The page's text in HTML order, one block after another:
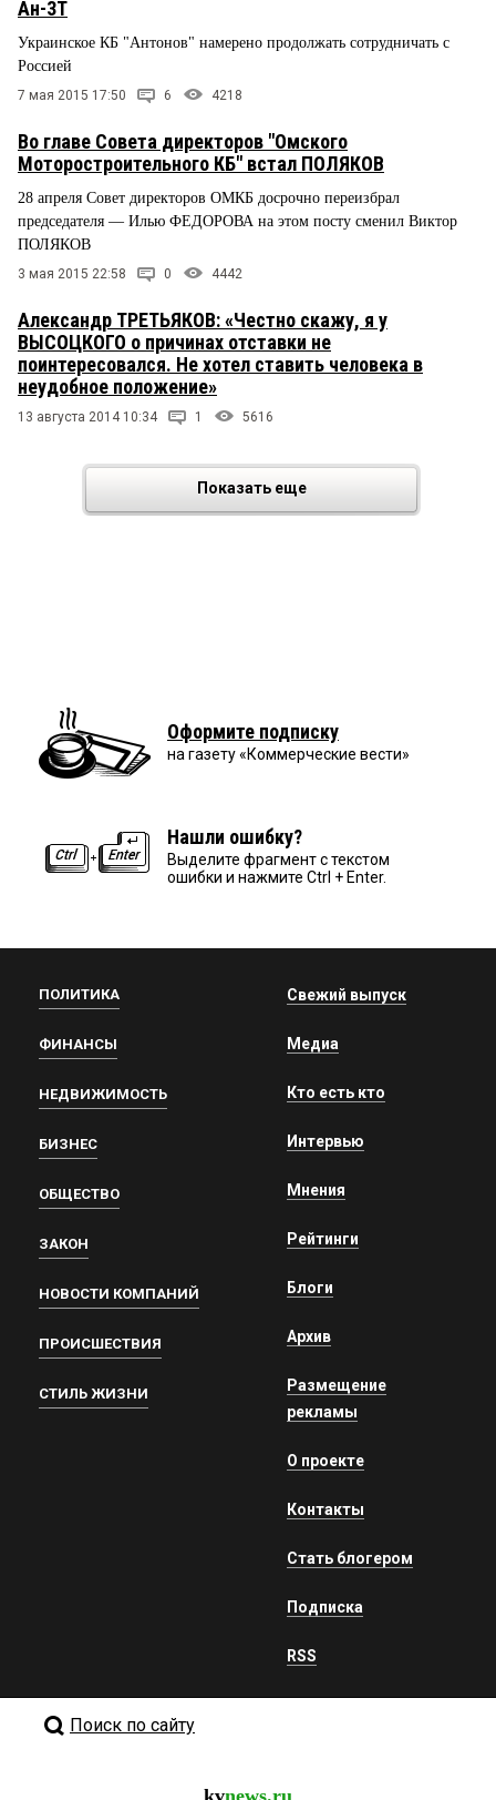
Ан-3Т
Украинское КБ "Антонов" намерено продолжать сотрудничать с
Россией
7 мая 2015 17:50 6 4218
Во главе Совета директоров "Омского
Моторостроительного КБ" встал ПОЛЯКОВ
28 апреля Совет директоров ОМКБ досрочно переизбрал
председателя — Илью ФЕДОРОВА на этом посту сменил Виктор
ПОЛЯКОВ
3 мая 2015 22:58 0 4442
Александр ТРЕТЬЯКОВ: «Честно скажу, я у
ВЫСОЦКОГО о причинах отставки не
поинтересовался. Не хотел ставить человека в
неудобное положение»
13 августа 2014 10:34 1 5616
Показать еще
Оформите подписку
на газету «Коммерческие вести»
Нашли ошибку?
Выделите фрагмент с текстом
ошибки и нажмите Ctrl + Enter.
ПОЛИТИКА
ФИНАНСЫ
НЕДВИЖИМОСТЬ
БИЗНЕС
ОБЩЕСТВО
ЗАКОН
НОВОСТИ КОМПАНИЙ
ПРОИСШЕСТВИЯ
СТИЛЬ ЖИЗНИ
Свежий выпуск
Медиа
Кто есть кто
Интервью
Мнения
Рейтинги
Блоги
Архив
Размещение
рекламы
О проекте
Контакты
Стать блогером
Подписка
RSS
Поиск по сайту